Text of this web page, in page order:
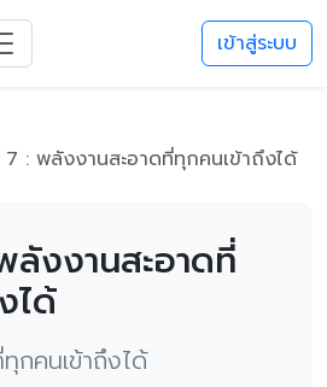
เข้าสู่ระบบ
: พลังงานสะอาดที่ทุกคนเข้าถึงได้
งงานสะอาดที่
ได้
กคนเข้าถึงได้